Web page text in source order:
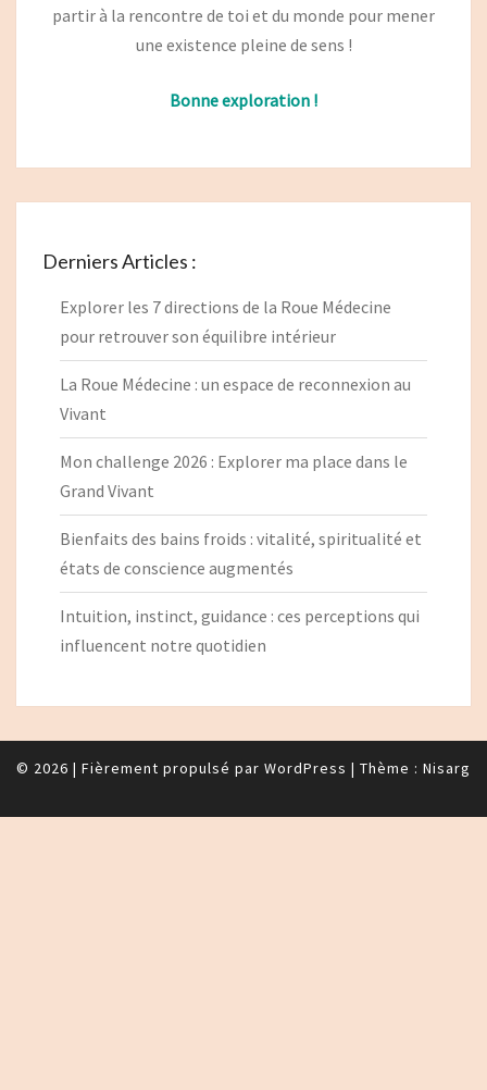
partir à la rencontre de toi et du monde pour mener
une existence pleine de sens !
Bonne exploration !
Derniers Articles :
Explorer les 7 directions de la Roue Médecine
pour retrouver son équilibre intérieur
La Roue Médecine : un espace de reconnexion au
Vivant
Mon challenge 2026 : Explorer ma place dans le
Grand Vivant
Bienfaits des bains froids : vitalité, spiritualité et
états de conscience augmentés
Intuition, instinct, guidance : ces perceptions qui
influencent notre quotidien
© 2026 | Fièrement propulsé par WordPress | Thème : Nisarg